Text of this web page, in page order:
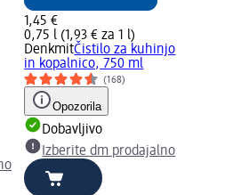
1,45 €
0,75 l (1,93 € za 1 l)
DenkmitČistilo za kuhinjo
in kopalnico, 750 ml
(168)
Opozorila
Dobavljivo
Izberite dm prodajalno